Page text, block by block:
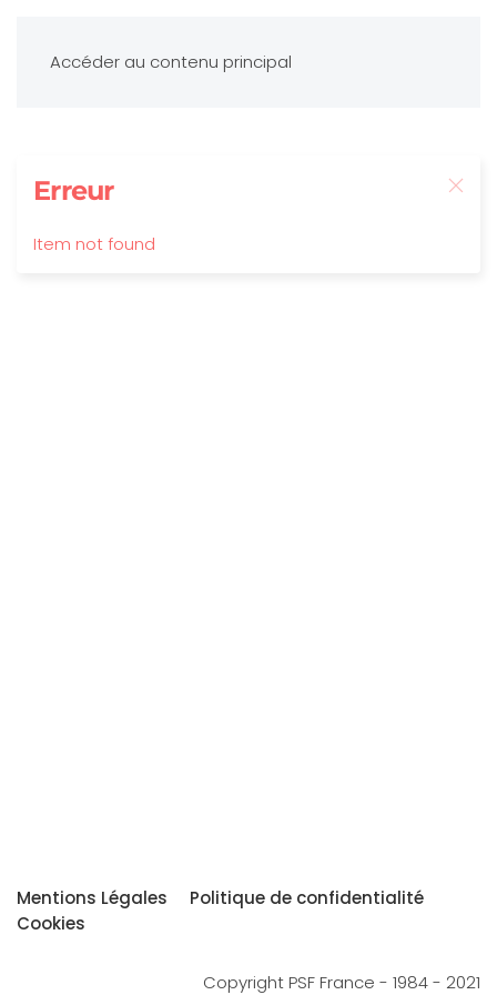
Accéder au contenu principal
Erreur
Item not found
Mentions Légales
Politique de confidentialité
Cookies
Copyright PSF France - 1984 - 2021